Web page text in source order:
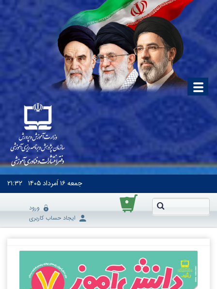
جمعه۱۶ اَمرداد ۱۴۰۵ ۲۱:۳۲
۰
ورود
ایجاد حساب کاربری